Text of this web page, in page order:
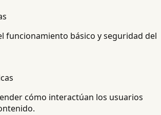
funcionamiento básico y seguridad del
cómo interactúan los usuarios